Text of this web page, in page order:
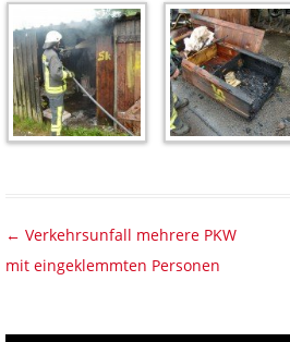
Beitragsnavigation
← Verkehrsunfall mehrere PKW
mit eingeklemmten Personen